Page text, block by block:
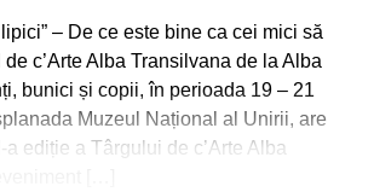
– De ce este bine ca cei mici să
c’Arte Alba Transilvana de la Alba
bunici și copii, în perioada 19 – 21
Muzeul Național al Unirii, are
ediție a Târgului de c’Arte Alba